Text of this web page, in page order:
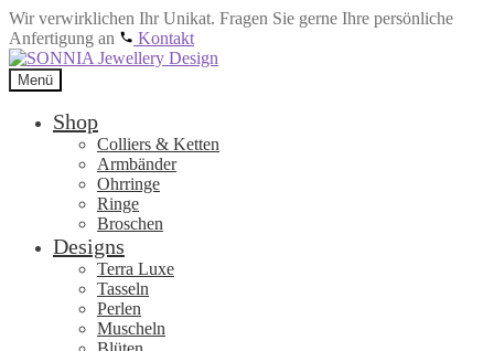
Wir verwirklichen Ihr Unikat. Fragen Sie gerne Ihre persönliche
Anfertigung an
Kontakt
Zur
Navigation
springen
Zum
Inhalt
springen
Menü
Shop
Colliers & Ketten
Armbänder
Ohrringe
Ringe
Broschen
Designs
Terra Luxe
Tasseln
Perlen
Muscheln